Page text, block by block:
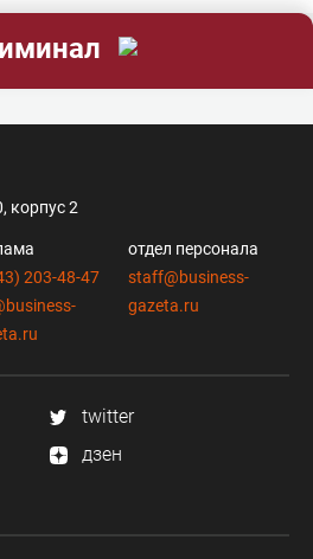
корпус 2
203-48-47
отдел персонала
staff@business-
gazeta.ru
twitter
дзен